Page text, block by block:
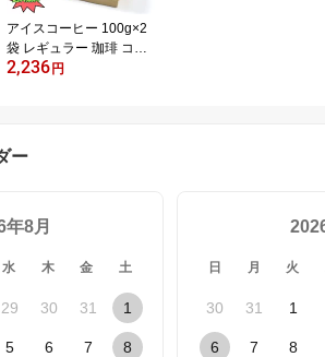
アイスコーヒー 100g×2
袋 レギュラー 珈琲 コー
ヒー 美味しい アイス ス
2,236円
ー
年8月
水 木 金 土
29 30 31 1
5 6 7 8
日 月 火
30 31 1
6 7 8